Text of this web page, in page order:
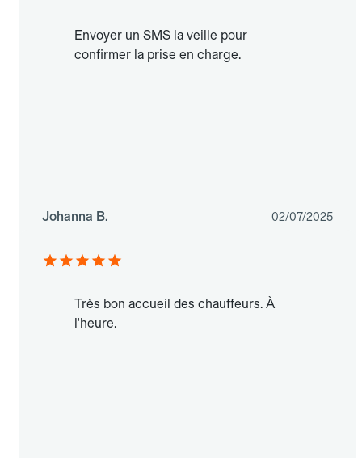
Envoyer un SMS la veille pour
confirmer la prise en charge.
Johanna B. 02/07/2025
Très bon accueil des chauffeurs. À
l'heure.